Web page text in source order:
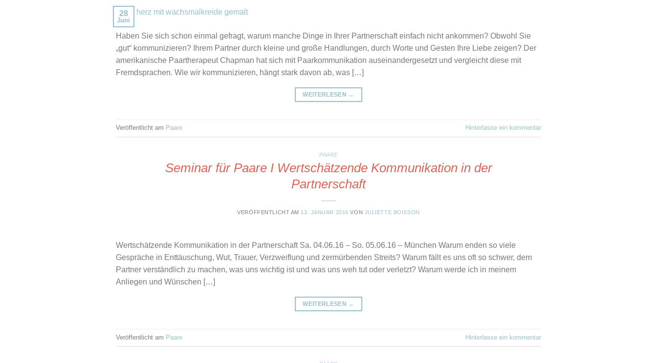
28
Juni
Haben Sie sich schon einmal gefragt, warum manche Dinge in Ihrer Partnerschaft einfach nicht ankommen? Obwohl Sie
„gut“ kommunizieren? Ihrem Partner durch kleine und große Handlungen, durch Worte und Gesten Ihre Liebe zeigen? Der
amerikanische Paartherapeut Chapman hat sich mit Paarkommunikation auseinandergesetzt und vergleicht diese mit
Fremdsprachen. Wie wir kommunizieren, hängt stark davon ab, was […]
WEITERLESEN →
Veröffentlicht am Paare Hinterlasse ein kommentar
PAARE
Seminar für Paare I Wertschätzende Kommunikation in der
Partnerschaft
VERÖFFENTLICHT AM 13. JANUAR 2016 VON JULIETTE BOISSON
Wertschätzende Kommunikation in der Partnerschaft Sa. 04.06.16 – So. 05.06.16 – München Warum enden so viele
Gespräche in Enttäuschung, Wut, Trauer, Verzweiflung und zermürbenden Streits? Warum fällt es uns oft so schwer, dem
Partner verständlich zu machen, was uns wichtig ist und was uns weh tut oder verletzt? Warum werde ich in meinem
Anliegen und Wünschen […]
WEITERLESEN →
Veröffentlicht am Paare Hinterlasse ein kommentar